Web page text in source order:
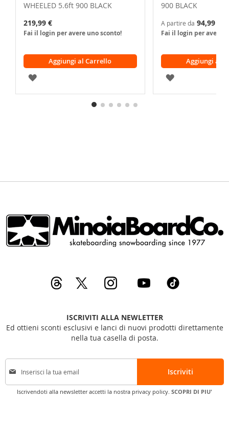
WHEELED 5.6ft 900 BLACK
219,99 €
Fai il login per avere uno sconto!
Aggiungi al Carrello
AGGIUNGI
ALLA
900 BLACK
A partire da 94,99 €
Fai il login per avere
Aggiungi al
AGGIUNGI
ALLA
ISCRIVITI ALLA NEWLETTER
Ed ottieni sconti esclusivi e lanci di nuovi prodotti direttamente
nella tua casella di posta.
I
c
Iscriviti
Iscrivendoti alla newsletter accetti la nostra privacy policy. SCOPRI DI PIU'